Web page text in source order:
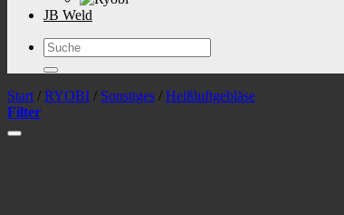
JB Weld
Suchen
nach:
Start / RYOBI / Sonstiges / Heißluftgebläse
Filter